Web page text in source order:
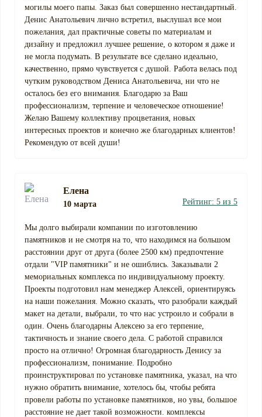
могилы моего папы. Заказ был совершенно нестандартный.
Денис Анатольевич лично встретил, выслушал все мои
пожелания, дал практичные советы по материалам и
дизайну и предложил лучшее решение, о котором я даже и
не могла подумать. В результате все сделано идеально,
качественно, прямо чувствуется с душой. Работа велась под
чутким руководством Дениса Анатольевича, ни что не
осталось без его внимания. Благодарю за Ваш
профессионализм, терпение и человеческое отношение!
Желаю Вашему коллективу процветания, новых
интересных проектов и конечно же благодарных клиентов!
Рекомендую от всей души!
Елена
10 марта Рейтинг: 5 из 5
Мы долго выбирали компании по изготовлению
памятников и не смотря на то, что находимся на большом
расстоянии друг от друга (более 2500 км) предпочтение
отдали "VIP памятники" и не ошиблись. Заказывали 2
мемориальных комплекса по индивидуальному проекту.
Проекты подготовил нам менеджер Алексей, ориентируясь
на наши пожелания. Можно сказать, что разобрали каждый
макет на детали, выбрали, то что нас устроило и собрали в
один. Очень благодарны Алексею за его терпение,
тактичность и знание своего дела. С работой справился
просто на отлично! Огромная благодарность Денису за
профессионализм, понимание. Подробно
проинструктировал по установке памятника, указал, на что
нужно обратить внимание, хотелось бы, чтобы ребята
провели работы по установке памятников, но увы, большое
расстояние не дает такой возможности. комплексы